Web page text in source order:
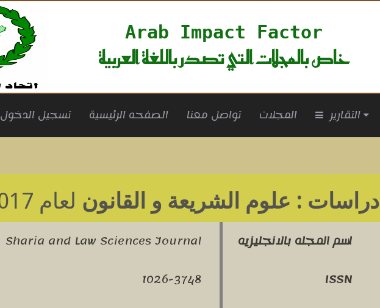
Arab Impact Factor
خاص بالمجلات التي تصدر باللغة العربية
تسجيل الدخول الصفحه الرئيسية تواصل معنا المجلات التقارير
دراسات : علوم الشريعة و القانون لعام 2017
اسم المجله بالانجليزيه
Sharia and Law Sciences Journal
ISSN
1026-3748